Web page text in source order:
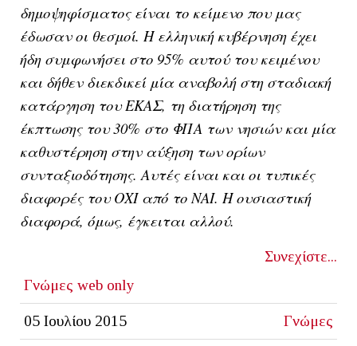
δημοψηφίσματος είναι το κείμενο που μας
έδωσαν οι θεσμοί. Η ελληνική κυβέρνηση έχει
ήδη συμφωνήσει στο 95% αυτού του κειμένου
και δήθεν διεκδικεί μία αναβολή στη σταδιακή
κατάργηση του ΕΚΑΣ, τη διατήρηση της
έκπτωσης του 30% στο ΦΠΑ των νησιών και μία
καθυστέρηση στην αύξηση των ορίων
συνταξιοδότησης. Αυτές είναι και οι τυπικές
διαφορές του ΟΧΙ από το ΝΑΙ. Η ουσιαστική
διαφορά, όμως, έγκειται αλλού.
Συνεχίστε...
Γνώμες web only
05 Ιουλίου 2015 Γνώμες